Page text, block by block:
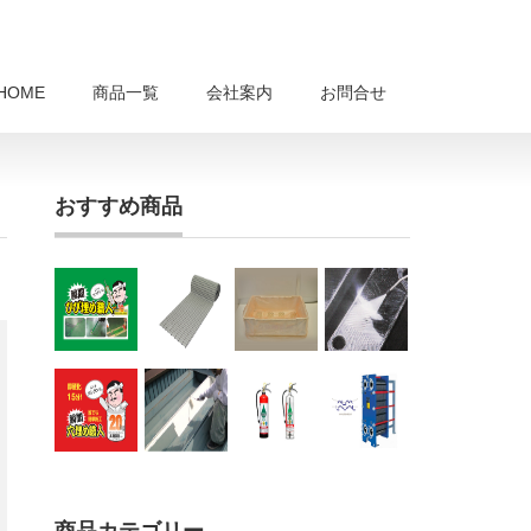
商品一覧 会社案内 お問合せ
おすすめ商品